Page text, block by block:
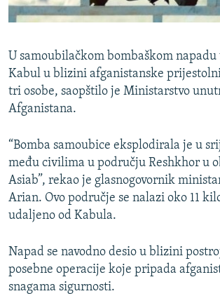
GENOCID U SREBRENICI
TV LIBERTY
POST SCRIPTUM
TRI DECENIJE OD RATA U BIH
SVE KARTE DEJTONA
NASTANAK I RASPAD JUGOSLAVIJE
PRATITE NAS
Sve RFE/RL stranice
U samoubilačkom bombaškom
Kabul u blizini afganistanske
tri osobe, saopštilo je Ministarstvo
Afganistana.
“Bomba samoubice eksplodirala je u
među civilima u području Reshkhor u
Asiab”, rekao je glasnogovornik
Arian. Ovo područje se nalazi oko 11
udaljeno od Kabula.
Napad se navodno desio u blizini
posebne operacije koje pripada
snagama sigurnosti.